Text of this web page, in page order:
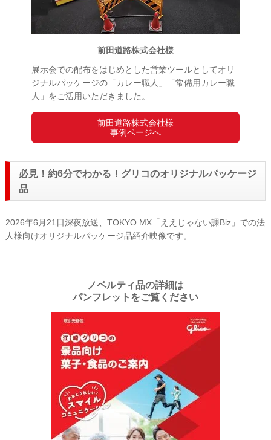
前田道路株式会社様
展示会での配布をはじめとした営業ツールとしてオリ
ジナルパッケージの「カレー職人」「常備用カレー職
人」をご活用いただきました。
前田道路株式会社様
事例ページへ
必見！約6分でわかる！グリコのオリジナルパッケージ
品
2026年6月21日深夜放送、TOKYO MX「ええじゃない課Biz」での法
人様向けオリジナルパッケージ品紹介映像です。
ノベルティ品の詳細は
パンフレットをご覧ください